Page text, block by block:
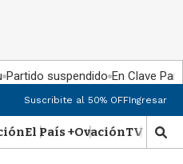
Partido suspendido En Clave País
Suscribite al 50% OFFIngresar
El País +OvaciónTV Show
M
o